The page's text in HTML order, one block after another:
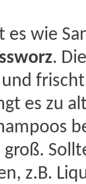
wie
.
es zu
z.B.